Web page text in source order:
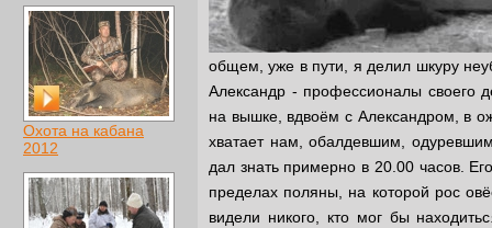
Охота на кабана
2012
общем, уже в пути, я делил шкуру
Александр - профессионалы своего
на вышке, вдвоём с Александром, в
хватает нам, обалдевшим,
дал знать примерно в 20.00 часов.
пределах поляны, на которой рос
видели никого, кто мог бы